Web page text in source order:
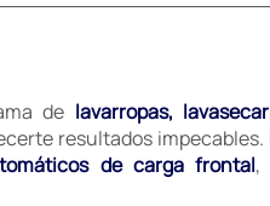
de lavarropas,
resultados impecables.
de carga frontal,